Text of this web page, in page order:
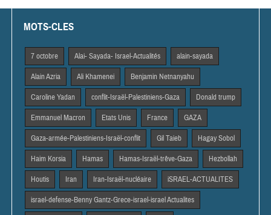
MOTS-CLES
7 octobre Alai- Sayada- Israel-Actualités alain-sayada
Alain Azria Ali Khamenei Benjamin Netnanyahu
Caroline Yadan conflit-Israël-Palestiniens-Gaza Donald trump
Emmanuel Macron Etats Unis France GAZA
Gaza-armée-Palestiniens-Israël-conflit Gil Taieb Hagay Sobol
Haim Korsia Hamas Hamas-Israël-trêve-Gaza Hezbollah
Houtis Iran Iran-Israël-nucléaire iSRAEL-ACTUALITES
israel-defense-Benny Gantz-Grece-israel-israel Actualites